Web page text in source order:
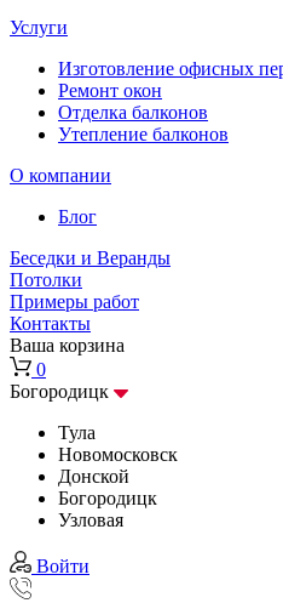
Услуги
Изготовление офисных
Ремонт окон
Отделка балконов
Утепление балконов
О компании
Блог
Беседки и Веранды
Потолки
Примеры работ
Контакты
Ваша корзина
0
Богородицк
Тула
Новомосковск
Донской
Богородицк
Узловая
Войти